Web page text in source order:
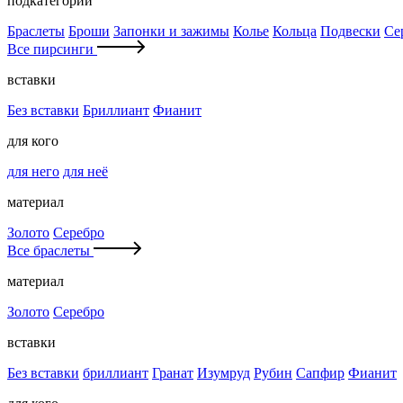
Браслеты Броши Запонки и зажимы Колье Кольца Подвески
Все пирсинги
вставки
Без вставки Бриллиант Фианит
для кого
для него для неё
материал
Золото Серебро
Все браслеты
материал
Золото Серебро
вставки
Без вставки бриллиант Гранат Изумруд Рубин Сапфир Фианит